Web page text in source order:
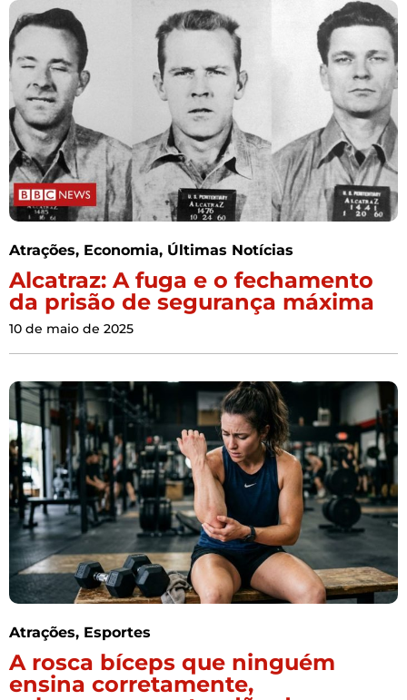
Atrações, Economia, Últimas Notícias
Alcatraz: A fuga e o fechamento
da prisão de segurança máxima
10 de maio de 2025
Atrações, Esportes
A rosca bíceps que ninguém
ensina corretamente,